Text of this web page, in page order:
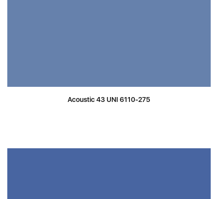
Acoustic 43 UNI 6110-275